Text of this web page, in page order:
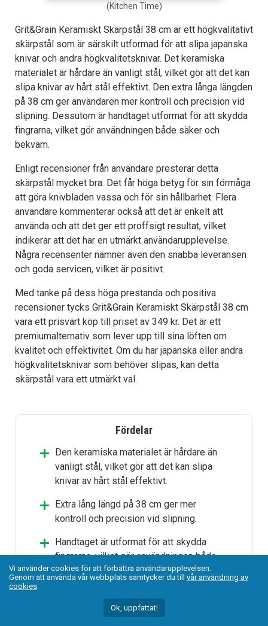
(Kitchen Time)
Grit&Grain Keramiskt Skärpstål 38 cm är ett högkvalitativt
skärpstål som är särskilt utformad för att slipa japanska
knivar och andra högkvalitetsknivar. Det keramiska
materialet är hårdare än vanligt stål, vilket gör att det kan
slipa knivar av hårt stål effektivt. Den extra långa längden
på 38 cm ger användaren mer kontroll och precision vid
slipning. Dessutom är handtaget utformat för att skydda
fingrarna, vilket gör användningen både säker och
bekväm.
Enligt recensioner från användare presterar detta
skärpstål mycket bra. Det får höga betyg för sin förmåga
att göra knivbladen vassa och för sin hållbarhet. Flera
användare kommenterar också att det är enkelt att
använda och att det ger ett proffsigt resultat, vilket
indikerar att det har en utmärkt användarupplevelse.
Några recensenter nämner även den snabba leveransen
och goda servicen, vilket är positivt.
Med tanke på dess höga prestanda och positiva
recensioner tycks Grit&Grain Keramiskt Skärpstål 38 cm
vara ett prisvärt köp till priset av 349 kr. Det är ett
premiumalternativ som lever upp till sina löften om
kvalitet och effektivitet. Om du har japanska eller andra
högkvalitetsknivar som behöver slipas, kan detta
skärpstål vara ett utmärkt val.
Fördelar
Den keramiska materialet är hårdare än
vanligt stål, vilket gör att det kan slipa
knivar av hårt stål effektivt.
Extra lång längd på 38 cm ger mer
kontroll och precision vid slipning.
Handtaget är utformat för att skydda
fingrarna, vilket gör användningen både
säker och bekväm.
knivbladen vassa och för sin hållbarhet.
Vi använder cookies för att förbättra användarupplevelsen.
Genom att använda vår webbplats samtycker du till vår användning av
cookies.
Ok, uppfattat!